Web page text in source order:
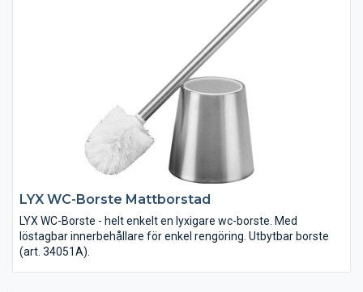
LYX WC-Borste Mattborstad
LYX WC-Borste - helt enkelt en lyxigare wc-borste. Med
löstagbar innerbehållare för enkel rengöring. Utbytbar borste
(art. 34051A).